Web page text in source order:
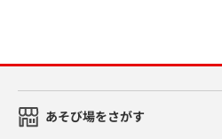
あそび場をさがす